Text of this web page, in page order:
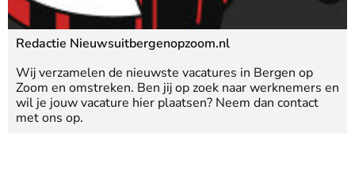
Redactie Nieuwsuitbergenopzoom.nl
Wij verzamelen de nieuwste vacatures in Bergen op
Zoom en omstreken. Ben jij op zoek naar werknemers en
wil je jouw vacature hier plaatsen? Neem dan contact
met ons op.